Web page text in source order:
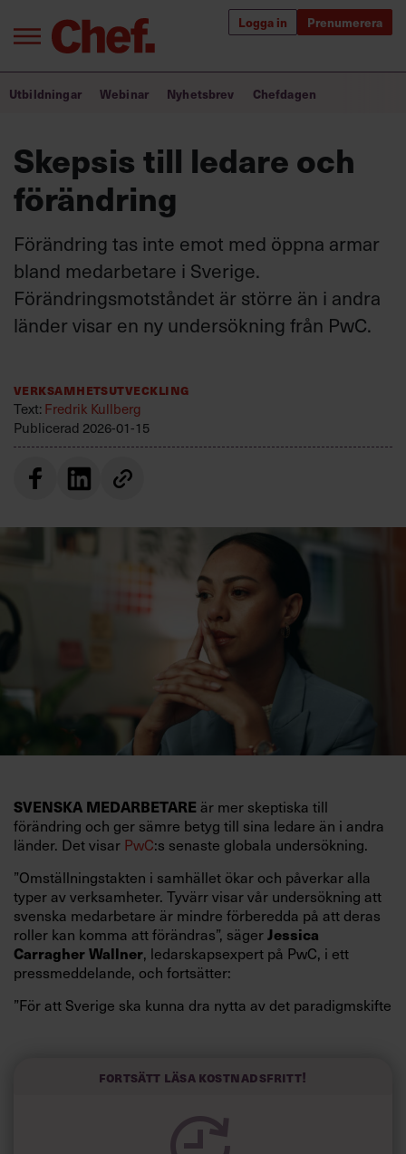
Logga in Prenumerera
Logga in
Prenumerera
Annonsera
Kundservice
Villkor och policy för
personuppgiftsbehandling
Bra ledare förändrar världen
Utbildning för ledare
Chefakademin+
Populära utbildningar
Utbildningar Webinar Nyhetsbrev Chefdagen
Skepsis till ledare och
förändring
Förändring tas inte emot med öppna armar
bland medarbetare i Sverige.
Förändringsmotståndet är större än i andra
länder visar en ny undersökning från PwC.
Verksamhetsutveckling
Text: Fredrik Kullberg
Publicerad 2026-01-15
SVENSKA MEDARBETAREär mer skeptiska till
förändring och ger sämre betyg till sina ledare än i andra
länder. Det visar PwC:s senaste globala undersökning.
”Omställningstakten i samhället ökar och påverkar alla
typer av verksamheter. Tyvärr visar vår undersökning att
svenska medarbetare är mindre förberedda på att deras
roller kan komma att förändras”, sägerJessica
Carragher Wallner, ledarskapsexpert på PwC, i ett
pressmeddelande, och fortsätter:
”För att Sverige ska kunna dra nytta av det paradigmskifte
5 steg som vänder
förändringsmotstånd
Fortsätt läsa kostnadsfritt!